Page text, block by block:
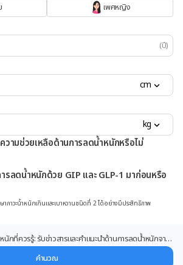
เพศหญิง
(ปี)
cm
kg
ามช่วยเหลือด้านการลดน้ำหนักหรือไม่
รลดน้ำหนักด้วย GIP และ GLP-1 มาก่อนหรือ
าวะน้ำหนักเกินและเบาหวานชนิดที่ 2 ได้อย่างมีประสิทธิภาพ
กที่ควรรู้: รับข่าวสารและคำแนะนำด้านการลดน้ำหนักจาก
คำนวณ